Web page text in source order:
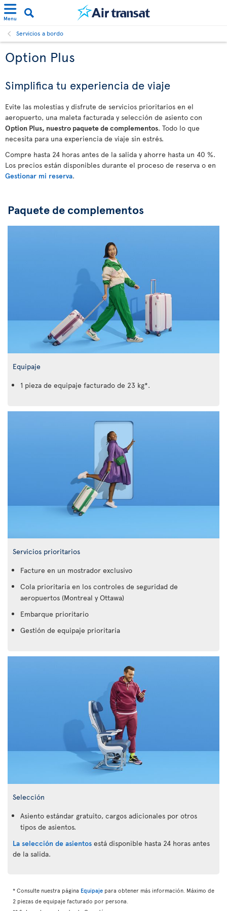
Menu
Servicios a bordo
Option Plus
Simplifica tu experiencia de viaje
Evite las molestias y disfrute de servicios prioritarios en el
aeropuerto, una maleta facturada y selección de asiento con
Option Plus, nuestro paquete de complementos. Todo lo que
necesita para una experiencia de viaje sin estrés.
Compre hasta 24 horas antes de la salida y ahorre hasta un 40 %.
Los precios están disponibles durante el proceso de reserva o en
Gestionar mi reserva.
Paquete de complementos
Equipaje
1 pieza de equipaje facturado de 23 kg*.
Servicios prioritarios
Facture en un mostrador exclusivo
Cola prioritaria en los controles de seguridad de
aeropuertos (Montreal y Ottawa)
Embarque prioritario
Gestión de equipaje prioritaria
Selección
Asiento estándar gratuito, cargos adicionales por otros
tipos de asientos.
La selección de asientos está disponible hasta 24 horas antes
de la salida.
* Consulte nuestra página Equipaje para obtener más información. Máximo de
2 piezas de equipaje facturado por persona.